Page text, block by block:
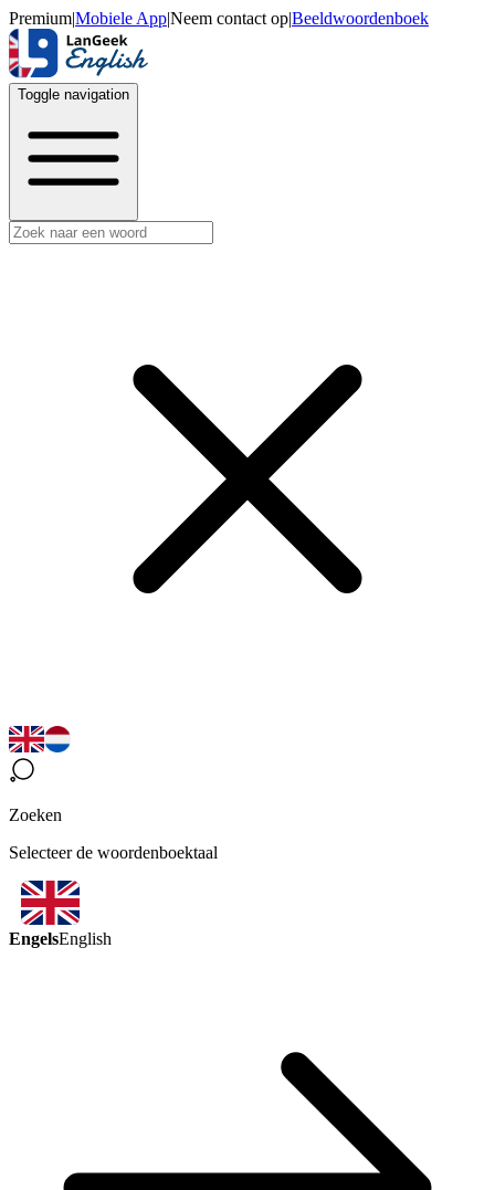
Premium|Mobiele App|Neem contact op|Beeldwoordenboek
Toggle navigation
Zoeken
Selecteer de woordenboektaal
EngelsEnglish